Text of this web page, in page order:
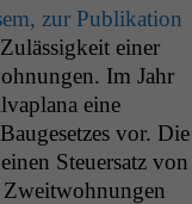
zur Pub­lika­tion
ein­er
Im Jahr
eine
vor. Die
Steuer­satz von